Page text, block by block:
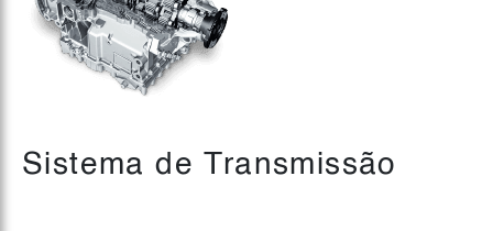
Sistema de Transmissão